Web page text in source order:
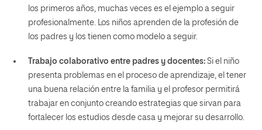
los primeros años, muchas veces es el ejemplo a seguir
profesionalmente. Los niños aprenden de la profesión de
los padres y los tienen como modelo a seguir.
Trabajo colaborativo entre padres y docentes:Si el niño
presenta problemas en el proceso de aprendizaje, el tener
una buena relación entre la familia y el profesor permitirá
trabajar en conjunto creando estrategias que sirvan para
fortalecer los estudios desde casa y mejorar su desarrollo.